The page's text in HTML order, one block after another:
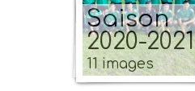
Saison
2020-2021
11 images